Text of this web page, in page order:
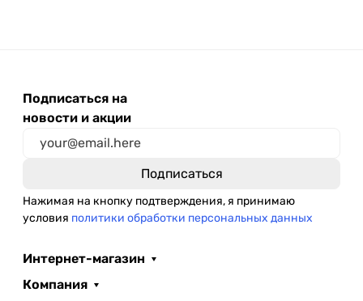
Подписаться на
новости и акции
Нажимая на кнопку подтверждения, я принимаю
условия политики обработки персональных данных
Интернет-магазин
Компания